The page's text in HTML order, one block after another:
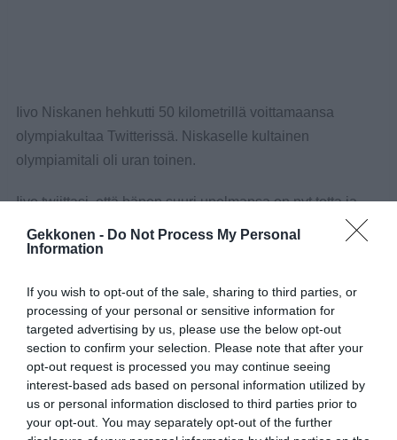
Gekkonen - Do Not Process My Personal
Information
If you wish to opt-out of the sale, sharing to third parties, or
processing of your personal or sensitive information for
targeted advertising by us, please use the below opt-out
section to confirm your selection. Please note that after your
opt-out request is processed you may continue seeing
interest-based ads based on personal information utilized by
us or personal information disclosed to third parties prior to
your opt-out. You may separately opt-out of the further
Iivo Niskanen hehkutti 50 kilometrillä voittamaansa
olympiakultaa Twitterissä. Niskaselle kultainen
olympiamitali oli uran toinen.
Iivo twiittasi, että hänen suuri unelmansa on nyt totta ja
kiitti samassa kaikkia onnittelijoita.
unelma on nyt totta👌🕺🏻🥇 kiitos kaikille
onnitteluista! 📷JereHietala
pic.twitter.com/Kht4VLc4Ml
— IivoNiskanen (@IivoNiskanen)February
24, 2018